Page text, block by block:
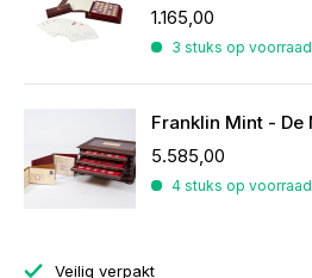
1.165,00
3 stuks op voorraad
5.585,00
4 stuks op voorraad
Veilig verpakt